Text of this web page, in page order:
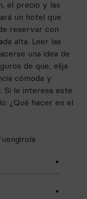
el precio y las
un hotel que
reservar con
alta. Leer las
una idea de
de que, elija
cómoda y
Si le interesa este
¿Qué hacer en el